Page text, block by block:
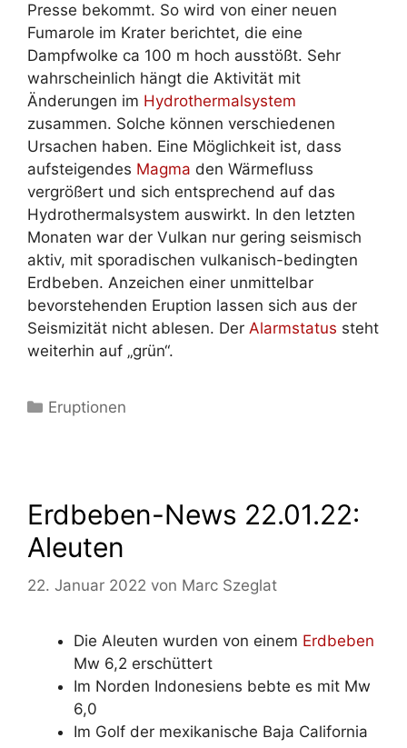
Presse bekommt. So wird von einer neuen
Fumarole im Krater berichtet, die eine
Dampfwolke ca 100 m hoch ausstößt. Sehr
wahrscheinlich hängt die Aktivität mit
Änderungen im Hydrothermalsystem
zusammen. Solche können verschiedenen
Ursachen haben. Eine Möglichkeit ist, dass
aufsteigendes Magma den Wärmefluss
vergrößert und sich entsprechend auf das
Hydrothermalsystem auswirkt. In den letzten
Monaten war der Vulkan nur gering seismisch
aktiv, mit sporadischen vulkanisch-bedingten
Erdbeben. Anzeichen einer unmittelbar
bevorstehenden Eruption lassen sich aus der
Seismizität nicht ablesen. Der Alarmstatus steht
weiterhin auf „grün“.
Kategorien
Eruptionen
Erdbeben-News 22.01.22:
Aleuten
22. Januar 2022 von Marc Szeglat
Die Aleuten wurden von einem Erdbeben
Mw 6,2 erschüttert
Im Norden Indonesiens bebte es mit Mw
6,0
Im Golf der mexikanische Baja California